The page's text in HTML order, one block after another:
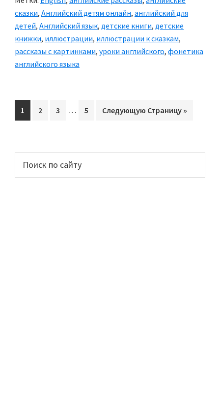
AND
SHELLBURT»
сказки, Английский детям онлайн, английский для
детей, Английский язык, детские книги, детские
книжки, иллюстрации, иллюстрации к сказкам,
рассказы с картинками, уроки английского, фонетика
английского языка
Перейти
на
1
Перейти
2
Перейти
3
Interim
…
Перейти
5
Перейти
Следующую Страницу »
Основной
сайдбар